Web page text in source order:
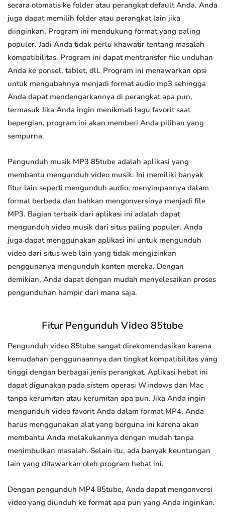
secara otomatis ke folder atau perangkat default Anda. Anda
juga dapat memilih folder atau perangkat lain jika
diinginkan. Program ini mendukung format yang paling
populer. Jadi Anda tidak perlu khawatir tentang masalah
kompatibilitas. Program ini dapat mentransfer file unduhan
Anda ke ponsel, tablet, dll. Program ini menawarkan opsi
untuk mengubahnya menjadi format audio mp3 sehingga
Anda dapat mendengarkannya di perangkat apa pun,
termasuk Jika Anda ingin menikmati lagu favorit saat
bepergian, program ini akan memberi Anda pilihan yang
sempurna.
Pengunduh musik MP3 85tube adalah aplikasi yang
membantu mengunduh video musik. Ini memiliki banyak
fitur lain seperti mengunduh audio, menyimpannya dalam
format berbeda dan bahkan mengonversinya menjadi file
MP3. Bagian terbaik dari aplikasi ini adalah dapat
mengunduh video musik dari situs paling populer. Anda
juga dapat menggunakan aplikasi ini untuk mengunduh
video dari situs web lain yang tidak mengizinkan
penggunanya mengunduh konten mereka. Dengan
demikian, Anda dapat dengan mudah menyelesaikan proses
pengunduhan hampir dari mana saja.
Fitur Pengunduh Video 85tube
Pengunduh video 85tube sangat direkomendasikan karena
kemudahan penggunaannya dan tingkat kompatibilitas yang
tinggi dengan berbagai jenis perangkat. Aplikasi hebat ini
dapat digunakan pada sistem operasi Windows dan Mac
tanpa kerumitan atau kerumitan apa pun. Jika Anda ingin
mengunduh video favorit Anda dalam format MP4, Anda
harus menggunakan alat yang berguna ini karena akan
membantu Anda melakukannya dengan mudah tanpa
menimbulkan masalah. Selain itu, ada banyak keuntungan
lain yang ditawarkan oleh program hebat ini.
Dengan pengunduh MP4 85tube, Anda dapat mengonversi
video yang diunduh ke format apa pun yang Anda inginkan.